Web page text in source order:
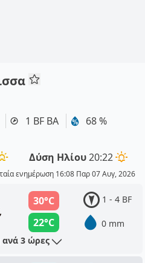
1 BF ΒΑ 68 %
Δύση Ηλίου20:22
ενημέρωση 16:08 Παρ 07 Αυγ, 2026
30°C
22°C
1 - 4 BF
0 mm
3 ώρες